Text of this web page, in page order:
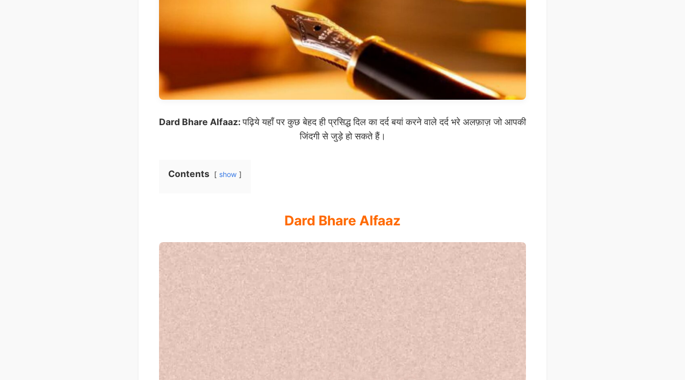
Dard Bhare Alfaaz:पढ़िये यहाँ पर कुछ बेहद ही प्रसिद्ध दिल का दर्द बयां करने वाले दर्द भरे अलफ़ाज़ जो आपकी
जिंदगी से जुड़े हो सकते हैं।
Contents show
Dard Bhare Alfaaz